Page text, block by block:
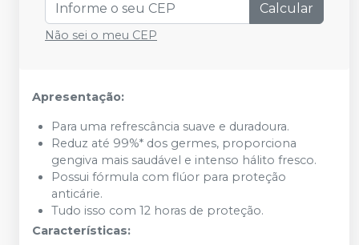
Calcular
Não sei o meu CEP
Apresentação:
Para uma refrescância suave e duradoura.
Reduz até 99%* dos germes, proporciona
gengiva mais saudável e intenso hálito fresco.
Possui fórmula com flúor para proteção
anticárie.
Tudo isso com 12 horas de proteção.
Características: